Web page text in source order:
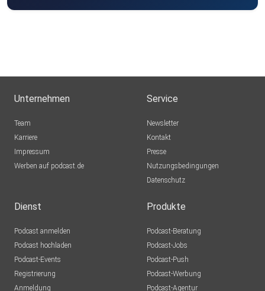
Unternehmen
Team
Karriere
Impressum
Werben auf podcast.de
Service
Newsletter
Kontakt
Presse
Nutzungsbedingungen
Datenschutz
Dienst
Podcast anmelden
Podcast hochladen
Podcast-Events
Registrierung
Anmeldung
Produkte
Podcast-Beratung
Podcast-Jobs
Podcast-Push
Podcast-Werbung
Podcast-Agentur